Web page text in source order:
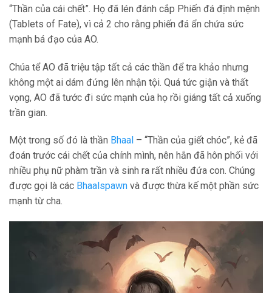
“Thần của cái chết”. Họ đã lén đánh cắp Phiến đá định mệnh
(Tablets of Fate), vì cả 2 cho rằng phiến đá ẩn chứa sức
mạnh bá đạo của AO.
Chúa tể AO đã triệu tập tất cả các thần để tra khảo nhưng
không một ai dám đứng lên nhận tội. Quá tức giận và thất
vọng, AO đã tước đi sức mạnh của họ rồi giáng tất cả xuống
trần gian.
Một trong số đó là thần Bhaal – “Thần của giết chóc”, kẻ đã
đoán trước cái chết của chính mình, nên hắn đã hôn phối với
nhiều phụ nữ phàm trần và sinh ra rất nhiều đứa con. Chúng
được gọi là các Bhaalspawn và được thừa kế một phần sức
mạnh từ cha.